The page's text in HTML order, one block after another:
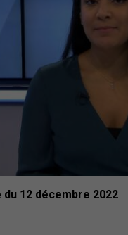
12 décembre 2022